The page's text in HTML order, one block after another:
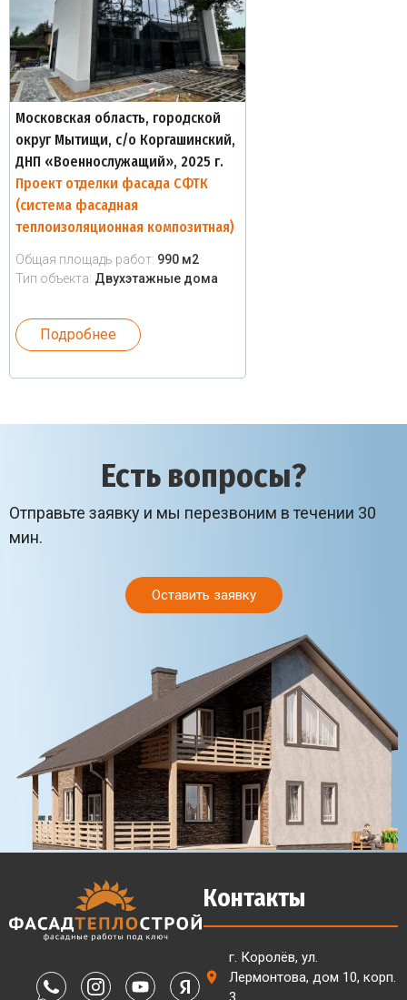
Московская область, городской
округ Мытищи, с/о Коргашинский,
ДНП «Военнослужащий», 2025 г.
Проект отделки фасада СФТК
(система фасадная
теплоизоляционная композитная)
Общая площадь работ: 990 м2
Тип объекта: Двухэтажные дома
Подробнее
Есть вопросы?
Отправьте заявку и мы перезвоним в течении 30
мин.
Оставить заявку
Контакты
г. Королёв, ул.
Лермонтова, дом 10, корп.